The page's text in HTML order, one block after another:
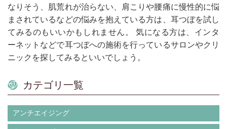
なりそう、肌荒れが治らない、肩こりや腰痛に慢性的に悩
まされているなどの悩みを抱えている方は、耳つぼを試し
てみるのもいいかもしれません。 気になる方は、インタ
ーネットなどで耳つぼへの施術を行っているサロンやクリ
ニックを探してみるといいでしょう。
カテゴリ一覧
アンチエイジング